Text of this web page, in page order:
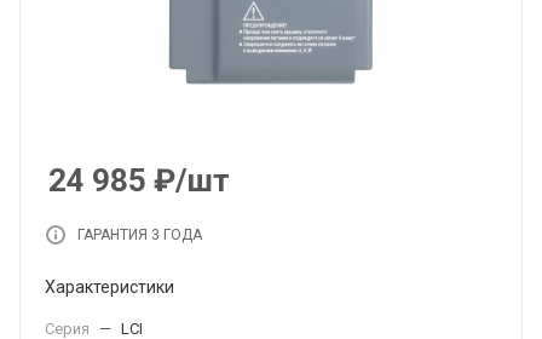
24 985 ₽/шт
ГАРАНТИЯ 3 ГОДА
Характеристики
Серия — LCI